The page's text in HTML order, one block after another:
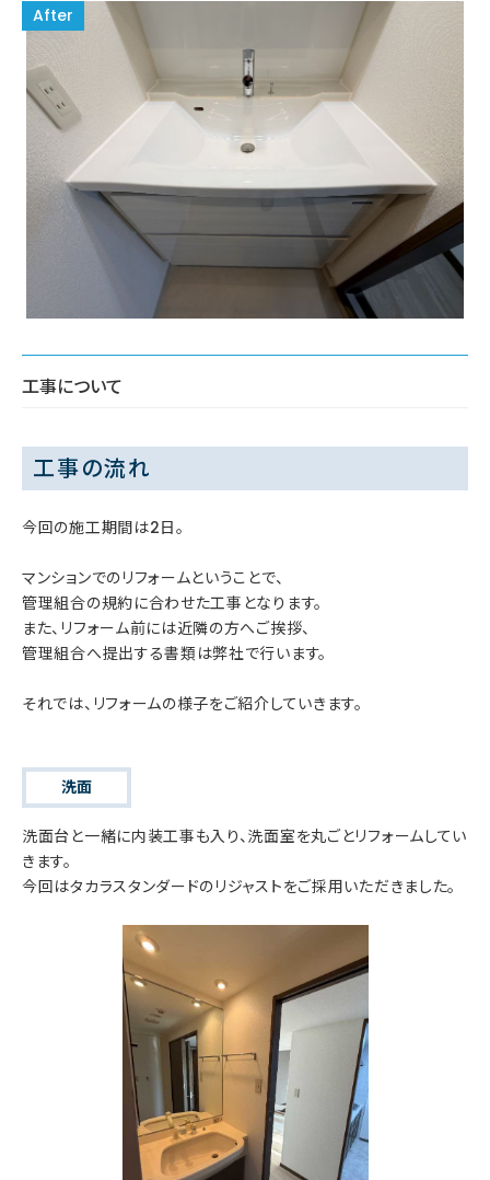
工事について
工事の流れ
今回の施工期間は2日。
マンションでのリフォームということで、
管理組合の規約に合わせた工事となります。
また、リフォーム前には近隣の方へご挨拶、
管理組合へ提出する書類は弊社で行います。
それでは、リフォームの様子をご紹介していきます。
洗面
洗面台と一緒に内装工事も入り、洗面室を丸ごとリフォームしてい
きます。
今回はタカラスタンダードのリジャストをご採用いただきました。